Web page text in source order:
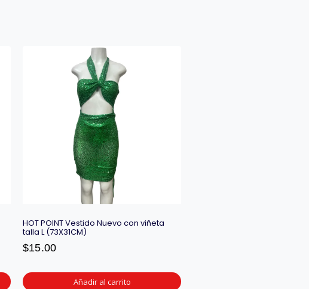
HOT POINT Vestido Nuevo con viñeta
talla L (73X31CM)
$15.00
Añadir al carrito